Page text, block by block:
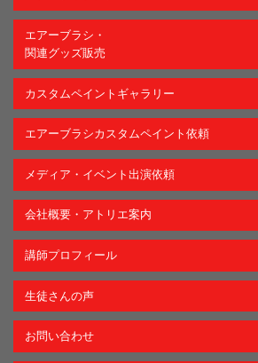
エアーブラシ・
関連グッズ販売
カスタムペイントギャラリー
エアーブラシカスタムペイント依頼
メディア・イベント出演依頼
会社概要・アトリエ案内
講師プロフィール
生徒さんの声
お問い合わせ